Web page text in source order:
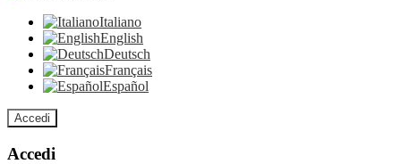
Italiano
English
Deutsch
Français
Español
Accedi
Accedi